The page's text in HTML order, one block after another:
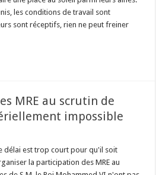
les conditions de travail sont
sont réceptifs, rien ne peut freiner
MRE au scrutin de
impossible
délai est trop court pour qu'il soit
la participation des MRE au